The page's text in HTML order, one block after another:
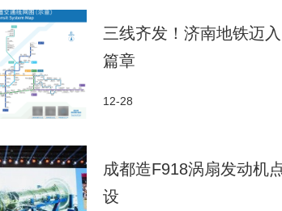
三线齐发！济南地铁迈
篇章
12-28
成都造F918涡扇发动机
设